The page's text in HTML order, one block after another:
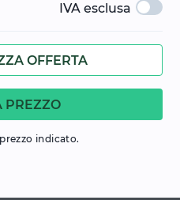
IVA esclusa
OFFERTA
PREZZO
indicato.